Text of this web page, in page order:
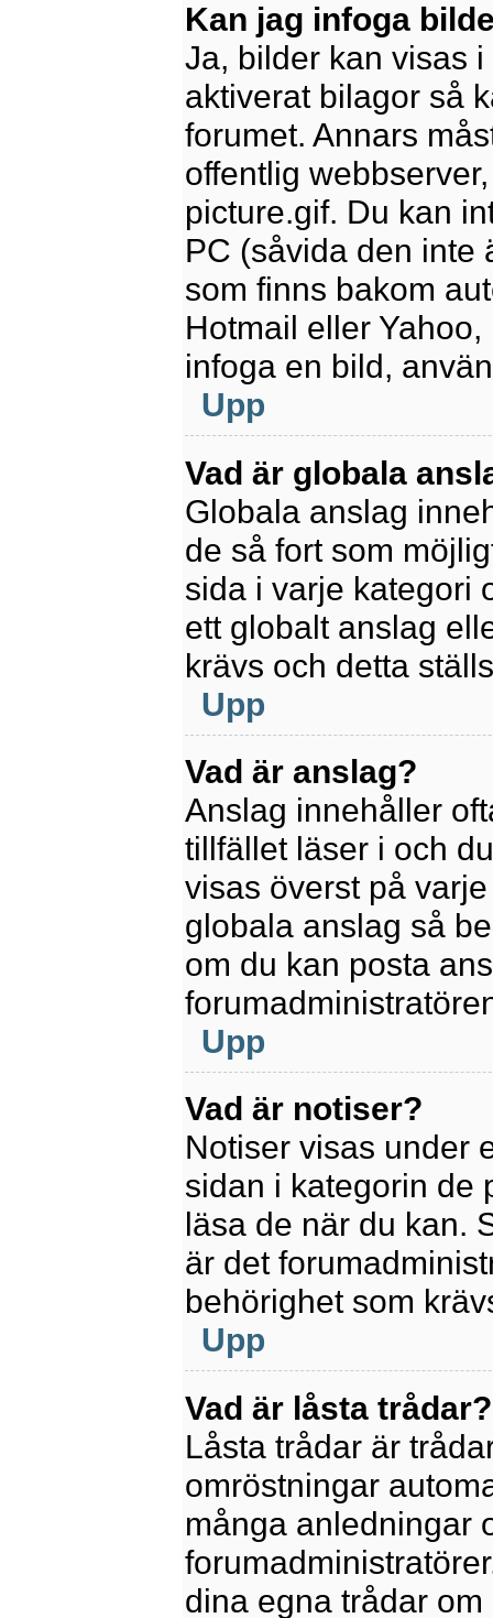
Kan jag infoga
Ja, bilder kan visas
aktiverat bilagor så
forumet. Annars
offentlig
picture.gif. Du kan
PC (såvida den inte
som finns bakom
Hotmail eller
infoga en bild,
Upp
Vad är globala
Globala anslag
de så fort som
sida i varje kategori
ett globalt anslag
krävs och detta
Upp
Vad är anslag?
Anslag innehåller
tillfället läser i och
visas överst på
globala anslag så
om du kan posta
Upp
Vad är notiser?
Notiser visas under
sidan i kategorin de
läsa de när du kan.
är det
behörighet som
Upp
Vad är låsta trådar?
Låsta trådar är
omröstningar
många anledningar
dina egna trådar